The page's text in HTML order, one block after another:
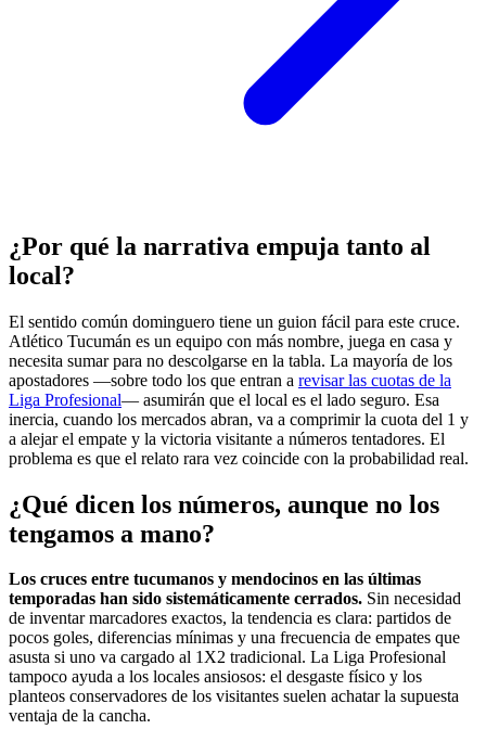
¿Por qué la narrativa empuja tanto al
local?
El sentido común dominguero tiene un guion fácil para este cruce.
Atlético Tucumán es un equipo con más nombre, juega en casa y
necesita sumar para no descolgarse en la tabla. La mayoría de los
apostadores —sobre todo los que entran a revisar las cuotas de la
Liga Profesional— asumirán que el local es el lado seguro. Esa
inercia, cuando los mercados abran, va a comprimir la cuota del 1 y
a alejar el empate y la victoria visitante a números tentadores. El
problema es que el relato rara vez coincide con la probabilidad real.
¿Qué dicen los números, aunque no los
tengamos a mano?
Los cruces entre tucumanos y mendocinos en las últimas
temporadas han sido sistemáticamente cerrados. Sin necesidad
de inventar marcadores exactos, la tendencia es clara: partidos de
pocos goles, diferencias mínimas y una frecuencia de empates que
asusta si uno va cargado al 1X2 tradicional. La Liga Profesional
tampoco ayuda a los locales ansiosos: el desgaste físico y los
planteos conservadores de los visitantes suelen achatar la supuesta
ventaja de la cancha.